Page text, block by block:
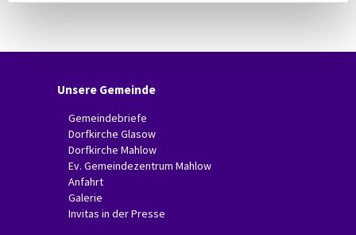
Unsere Gemeinde
Gemeindebriefe
Dorfkirche Glasow
Dorfkirche Mahlow
Ev. Gemeindezentrum Mahlow
Anfahrt
Galerie
Invitas in der Presse